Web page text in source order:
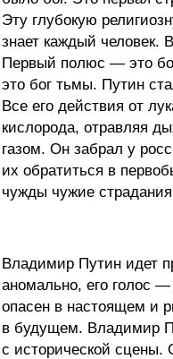
Эту глубокую
знает каждый человек.
Первый полюс — это
это бог тьмы. Путин
Все его действия от
кислорода, отравляя
газом. Он забрал у
их обратиться в
чужды чужие
Владимир Путин идет
аномально, его голос
опасен в настоящем и
в будущем. Владимир
с исторической сцены.